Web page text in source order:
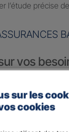
l’étude précise
vos
sur les
cookies